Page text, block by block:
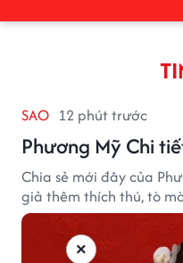
SAO 12 phút trước
Phương Mỹ Chi
Chia sẻ mới đây của
giả thêm thích thú, tò
×